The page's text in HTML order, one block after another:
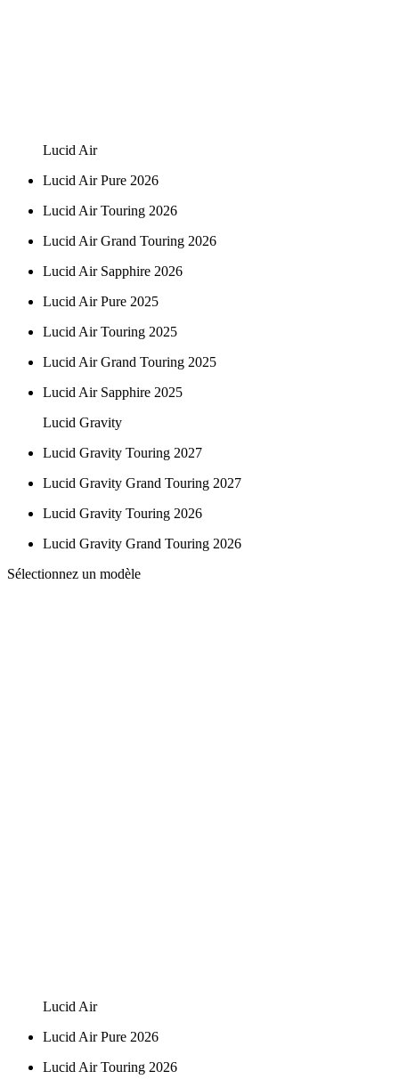
Lucid Air
Lucid Air Pure 2026
Lucid Air Touring 2026
Lucid Air Grand Touring 2026
Lucid Air Sapphire 2026
Lucid Air Pure 2025
Lucid Air Touring 2025
Lucid Air Grand Touring 2025
Lucid Air Sapphire 2025
Lucid Gravity
Lucid Gravity Touring 2027
Lucid Gravity Grand Touring 2027
Lucid Gravity Touring 2026
Lucid Gravity Grand Touring 2026
Sélectionnez un modèle
Lucid Air
Lucid Air Pure 2026
Lucid Air Touring 2026